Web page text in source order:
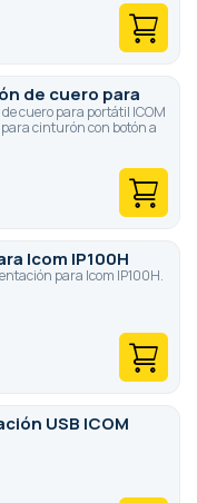
de cuero para
cuero para portátil ICOM
cinturón con botón a
Icom IP100H
para Icom IP100H.
USB ICOM